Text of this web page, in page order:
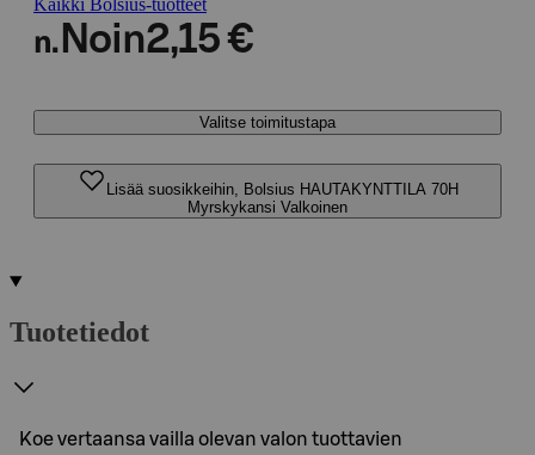
Kaikki Bolsius-tuotteet
n. Noin2,15 €
Valitse toimitustapa
Lisää suosikkeihin, Bolsius HAUTAKYNTTILA 70H
Myrskykansi Valkoinen
Tuotetiedot
Koe vertaansa vailla olevan valon tuottavien